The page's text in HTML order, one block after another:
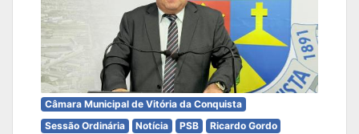
Câmara Municipal de Vitória da Conquista
Sessão Ordinária
Notícia PSB Ricardo Gordo